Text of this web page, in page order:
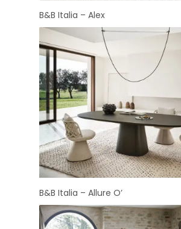
B&B Italia – Alex
B&B Italia – Allure O’